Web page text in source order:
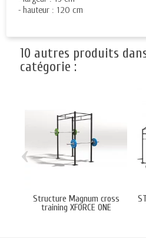
- hauteur : 120 cm
10 autres produits
catégorie :
Structure Magnum cross
training XFORCE ONE
‹